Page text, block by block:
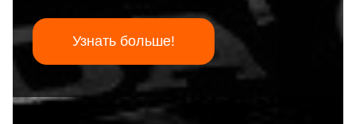
Узнать больше!